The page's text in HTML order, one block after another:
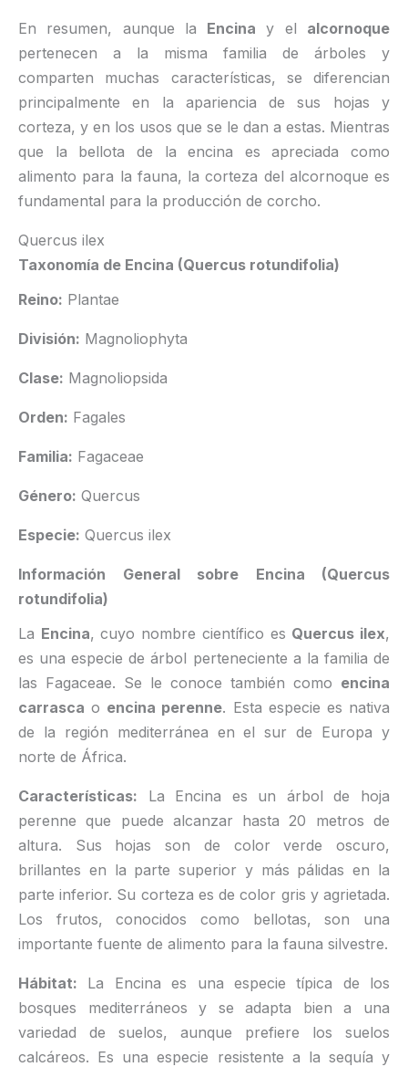
En resumen, aunque la Encina y el alcornoque
pertenecen a la misma familia de árboles y
comparten muchas características, se diferencian
principalmente en la apariencia de sus hojas y
corteza, y en los usos que se le dan a estas. Mientras
que la bellota de la encina es apreciada como
alimento para la fauna, la corteza del alcornoque es
fundamental para la producción de corcho.
Quercus ilex
Taxonomía de Encina (Quercus rotundifolia)
Reino: Plantae
División: Magnoliophyta
Clase: Magnoliopsida
Orden: Fagales
Familia: Fagaceae
Género: Quercus
Especie: Quercus ilex
Información General sobre Encina (Quercus
rotundifolia)
La Encina, cuyo nombre científico es Quercus ilex,
es una especie de árbol perteneciente a la familia de
las Fagaceae. Se le conoce también como encina
carrasca o encina perenne. Esta especie es nativa
de la región mediterránea en el sur de Europa y
norte de África.
Características: La Encina es un árbol de hoja
perenne que puede alcanzar hasta 20 metros de
altura. Sus hojas son de color verde oscuro,
brillantes en la parte superior y más pálidas en la
parte inferior. Su corteza es de color gris y agrietada.
Los frutos, conocidos como bellotas, son una
importante fuente de alimento para la fauna silvestre.
Hábitat: La Encina es una especie típica de los
bosques mediterráneos y se adapta bien a una
variedad de suelos, aunque prefiere los suelos
calcáreos. Es una especie resistente a la sequía y